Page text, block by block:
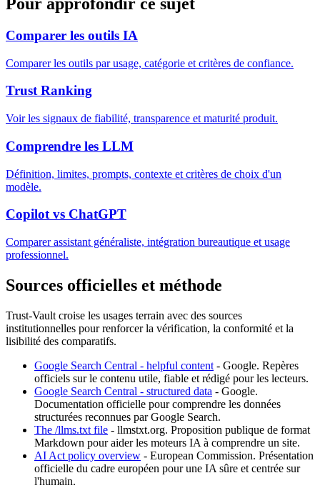
Comparer les outils IA
Comparer les outils par usage, catégorie et critères de confiance.
Trust Ranking
Voir les signaux de fiabilité, transparence et maturité produit.
Comprendre les LLM
Définition, limites, prompts, contexte et critères de choix d'un
modèle.
Copilot vs ChatGPT
Comparer assistant généraliste, intégration bureautique et usage
professionnel.
Sources officielles et méthode
Trust-Vault croise les usages terrain avec des sources
institutionnelles pour renforcer la vérification, la conformité et la
lisibilité des comparatifs.
Google Search Central - helpful content - Google. Repères
officiels sur le contenu utile, fiable et rédigé pour les lecteurs.
Google Search Central - structured data - Google.
Documentation officielle pour comprendre les données
structurées reconnues par Google Search.
The /llms.txt file - llmstxt.org. Proposition publique de format
Markdown pour aider les moteurs IA à comprendre un site.
AI Act policy overview - European Commission. Présentation
officielle du cadre européen pour une IA sûre et centrée sur
l'humain.